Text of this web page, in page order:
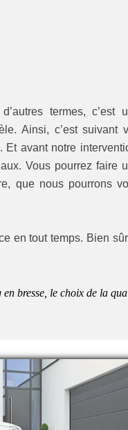
termes, c’est
Ainsi, c’est suivant
avant notre
Vous pourrez faire
que nous pourrons
en tout temps. Bien
bresse, le choix de la